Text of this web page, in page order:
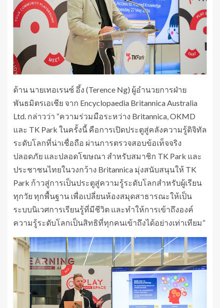
ด้าน นายเทอเรนซ์ อึ้ง (Terence Ng) ผู้อำนวยการฝ่าย
พันธมิตรเอเชีย จาก Encyclopaedia Britannica Australia
Ltd. กล่าวว่า “ความร่วมมือระหว่าง Britannica, OKMD
และ TK Park ในครั้งนี้ คือการเปิดประตูสู่คลังความรู้ดิจิทัล
ระดับโลกที่น่าเชื่อถือ ผ่านการตรวจสอบข้อเท็จจริง
ปลอดภัย และปลอดโฆษณา สำหรับสมาชิก TK Park และ
ประชาชนไทยในวงกว้าง Britannica มุ่งสนับสนุนให้ TK
Park ก้าวสู่การเป็นประตูสู่ความรู้ระดับโลกสำหรับผู้เรียน
ทุกวัย ทุกพื้นฐาน เพื่อเปลี่ยนห้องสมุดสาธารณะให้เป็น
ระบบนิเวศการเรียนรู้ที่มีชีวิต และทำให้การเข้าถึงองค์
ความรู้ระดับโลกเป็นสิทธิที่ทุกคนเข้าถึงได้อย่างเท่าเทียม”